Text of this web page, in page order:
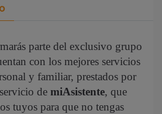
parte del exclusivo grupo
con los mejores servicios
y familiar, prestados por
de miAsistente, que
tuyos para que no tengas